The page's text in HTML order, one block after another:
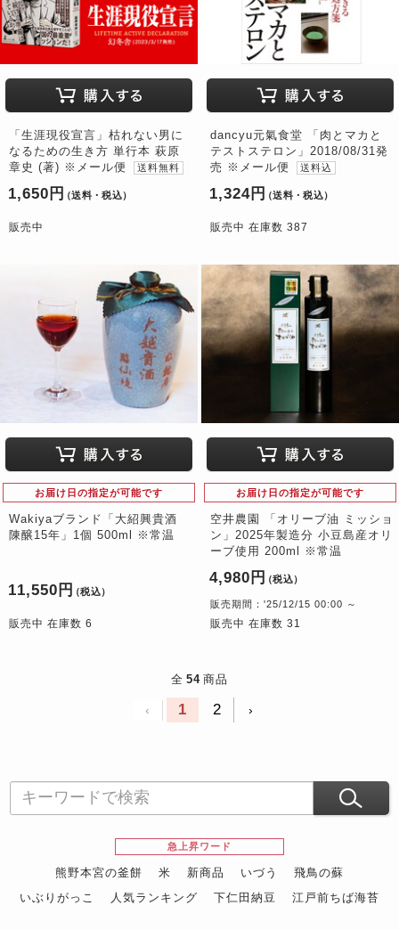
「生涯現役宣言」枯れない男に
なるための生き方 単行本 萩原
章史 (著) ※メール便
送料無料
1,650円 （送料・税込）
販売中
dancyu元氣食堂 「肉とマカと
テストステロン」2018/08/31発
売 ※メール便
送料込
1,324円 （送料・税込）
販売中 在庫数 387
お届け日の指定が可能です
Wakiyaブランド「大紹興貴酒
陳醸15年」1個 500ml ※常温
11,550円 （税込）
販売中 在庫数 6
お届け日の指定が可能です
空井農園 「オリーブ油 ミッショ
ン」2025年製造分 小豆島産オリ
ーブ使用 200ml ※常温
4,980円 （税込）
販売期間：'25/12/15 00:00 ～
販売中 在庫数 31
全 54 商品
‹ 1 2 ›
急上昇ワード
熊野本宮の釜餅 米 新商品 いづう
飛鳥の蘇
いぶりがっこ
人気ランキング 下仁田納豆
江戸前ちば海苔